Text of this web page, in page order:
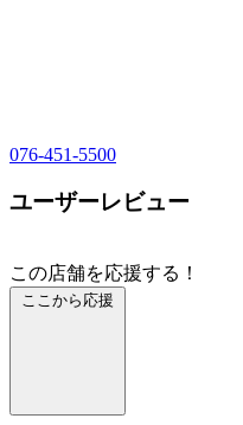
076-451-5500
ユーザーレビュー
この店舗を応援する！
ここから応援